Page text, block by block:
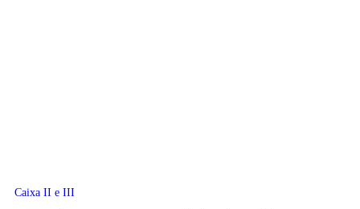
Caixa II e III